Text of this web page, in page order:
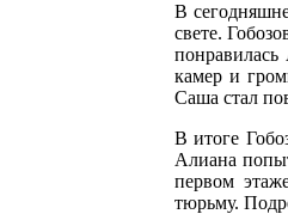
В
свете.
камер и
Саша стал
В итоге
Алиана
первом
тюрьму.